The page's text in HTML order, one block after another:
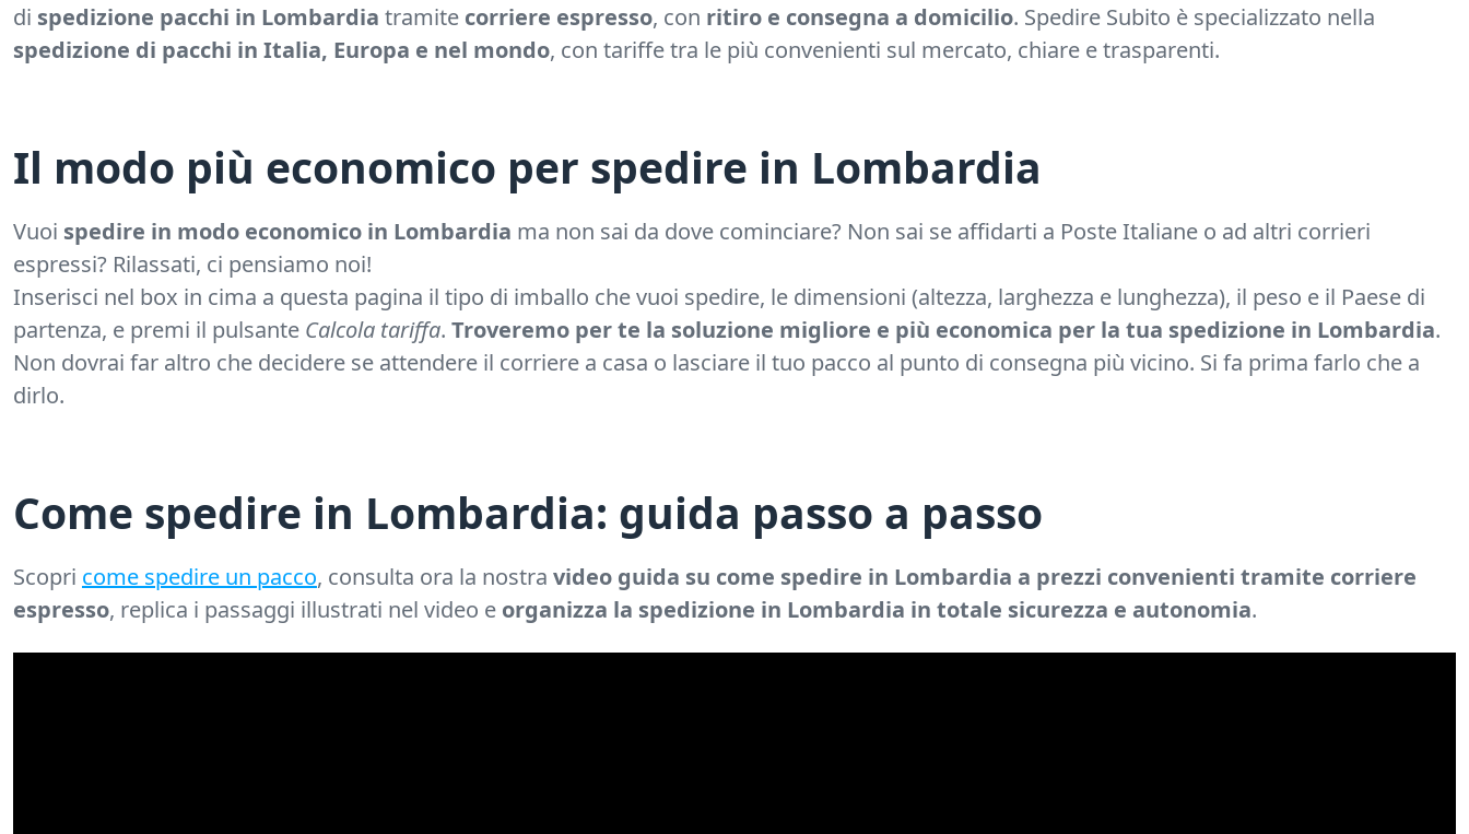
di spedizione pacchi in Lombardia tramite corriere espresso, con ritiro e consegna a domicilio. Spedire Subito è specializzato nella
spedizione di pacchi in Italia, Europa e nel mondo, con tariffe tra le più convenienti sul mercato, chiare e trasparenti.
Il modo più economico per spedire in Lombardia
Vuoi spedire in modo economico in Lombardia ma non sai da dove cominciare? Non sai se affidarti a Poste Italiane o ad altri corrieri
espressi? Rilassati, ci pensiamo noi!
Inserisci nel box in cima a questa pagina il tipo di imballo che vuoi spedire, le dimensioni (altezza, larghezza e lunghezza), il peso e il Paese di
partenza, e premi il pulsante Calcola tariffa. Troveremo per te la soluzione migliore e più economica per la tua spedizione in Lombardia.
Non dovrai far altro che decidere se attendere il corriere a casa o lasciare il tuo pacco al punto di consegna più vicino. Si fa prima farlo che a
dirlo.
Come spedire in Lombardia: guida passo a passo
Scopri come spedire un pacco, consulta ora la nostra video guida su come spedire in Lombardia a prezzi convenienti tramite corriere
espresso, replica i passaggi illustrati nel video e organizza la spedizione in Lombardia in totale sicurezza e autonomia.